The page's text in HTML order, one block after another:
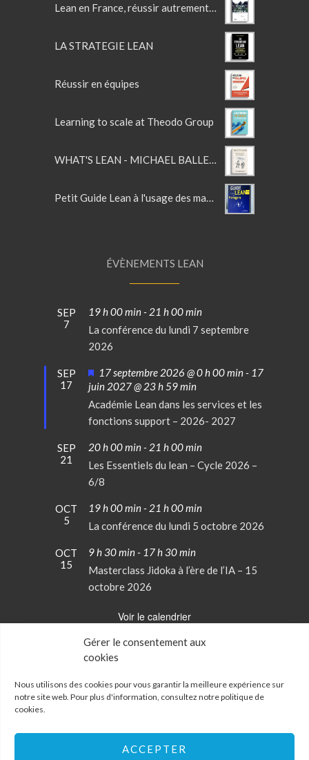
Gérer le consentement aux
cookies
Nous utilisons des cookies pour vous garantir la meilleure expérience sur
notre site web. Pour plus d'information, consultez notrepolitique de
cookies.
ACCEPTER
Lean en France, réussir autrement, l'entreprise au XXIè siècle
LA STRATEGIE LEAN
Réussir en équipes
Learning to scale at Theodo Group
WHAT'S LEAN - MICHAEL BALLE'S LEAN GLOSSARY
Petit Guide Lean à l'usage des managers
ÉVÈNEMENTS LEAN
SEP
7
19 h 00 min- 21 h 00 min
La conférence du lundi 7 septembre
2026
SEP
17
Mis
en
avant
17 septembre 2026 @ 0 h 00 min- 17
juin 2027 @ 23 h 59 min
Académie Lean dans les services et les
fonctions support – 2026- 2027
SEP
21
20 h 00 min- 21 h 00 min
Les Essentiels du lean – Cycle 2026 –
6/8
OCT
5
19 h 00 min- 21 h 00 min
La conférence du lundi 5 octobre 2026
OCT
15
9 h 30 min- 17 h 30 min
Masterclass Jidoka à l’ère de l’IA – 15
octobre 2026
Voir le calendrier
Politique de confidentialité
Contactez-nous